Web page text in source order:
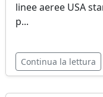
linee aeree USA
p...
Continua la lettura